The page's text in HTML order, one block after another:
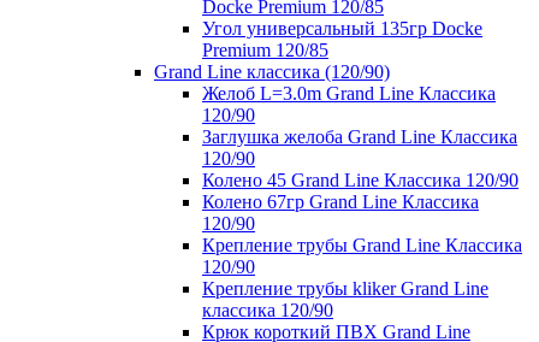
Docke Premium 120/85
Угол универсальный 135гр Docke
Premium 120/85
Grand Line классика (120/90)
Желоб L=3.0m Grand Line Классика
120/90
Заглушка желоба Grand Line Классика
120/90
Колено 45 Grand Line Классика 120/90
Колено 67гр Grand Line Классика
120/90
Крепление трубы Grand Line Классика
120/90
Крепление трубы kliker Grand Line
классика 120/90
Крюк короткий ПВХ Grand Line